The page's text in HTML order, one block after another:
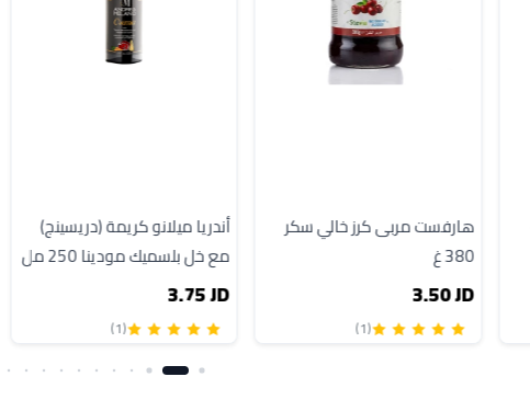
هارفست مربى كرز خالي سكر
380 غ
3.50 JD
(1)
أندريا ميلانو كريمة (دريسينج)
مع خل بلسميك مودينا 250 مل
3.75 JD
(1)